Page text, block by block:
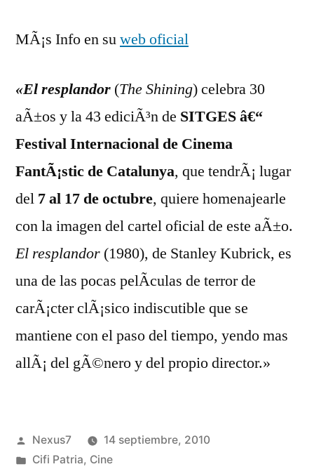
MÃ¡s Info en suweb oficial
«El resplandor (The Shining) celebra 30
aÃ±os y la 43 ediciÃ³n de SITGES â€“
Festival Internacional de Cinema
FantÃ¡stic de Catalunya, que tendrÃ¡ lugar
del 7 al 17 de octubre, quiere homenajearle
con la imagen del cartel oficial de este aÃ±o.
El resplandor (1980), de Stanley Kubrick, es
una de las pocas pelÃ­culas de terror de
carÃ¡cter clÃ¡sico indiscutible que se
mantiene con el paso del tiempo, yendo mas
allÃ¡ del gÃ©nero y del propio director.»
Publicado
por
Nexus7
14 septiembre, 2010
Publicado
Cifi Patria, Cine